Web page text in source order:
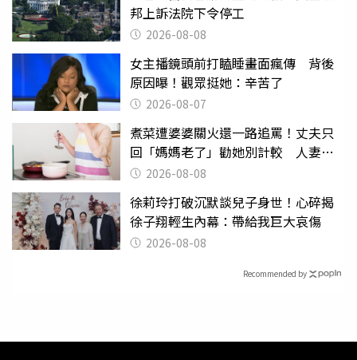
邦上訴法院下令停工
2026-08-08
女主播鏡頭前打瞌睡畫面瘋傳 背後
原因曝！觀眾挺她：辛苦了
2026-08-07
煮菜遭婆婆關火還一路追罵！丈夫只
回「媽媽老了」勸她別計較 人妻超
崩潰：我像台傭
2026-08-08
徐莉玲打破沉默談兒子身世！心碎揭
徐子翔輕生內幕：帶給我巨大哀傷
2026-08-08
Recommended by